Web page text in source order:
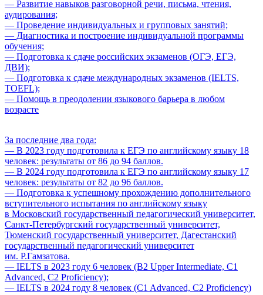
— Развитие навыков разговорной речи, письма, чтения,
аудирования;
— Проведение индивидуальных и групповых занятий;
— Диагностика и построение индивидуальной программы
обучения;
— Подготовка к сдаче российских экзаменов (ОГЭ, ЕГЭ,
ДВИ);
— Подготовка к сдаче международных экзаменов (IELTS,
TOEFL);
— Помощь в преодолении языкового барьера в любом
возрасте
За последние два года:
— В 2023 году подготовила к ЕГЭ по английскому языку 18
человек: результаты от 86 до 94 баллов.
— В 2024 году подготовила к ЕГЭ по английскому языку 17
человек: результаты от 82 до 96 баллов.
— Подготовка к успешному прохождению дополнительного
вступительного испытания по английскому языку
в Московский государственный педагогический университет,
Санкт-Петербургский государственный университет,
Тюменский государственный университет, Дагестанский
государственный педагогический университет
им. Р.Гамзатова.
— IELTS в 2023 году 6 человек (B2 Upper Intermediate, C1
Advanced, C2 Proficiency);
— IELTS в 2024 году 8 человек (C1 Advanced, C2 Proficiency)